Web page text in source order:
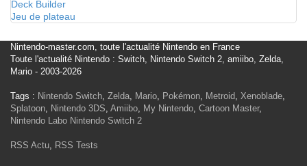
Deck Builder
Jeu de plateau
Nintendo-master.com, toute l'actualité Nintendo en France
Toute l'actualité Nintendo : Switch, Nintendo Switch 2, amiibo, Zelda,
Mario - 2003-2026
Tags : Nintendo Switch, Zelda, Mario, Pokémon, Metroid, Xenoblade,
Splatoon, Nintendo 3DS, Amiibo, My Nintendo, Cartoon Master,
Nintendo Labo Nintendo Switch 2
RSS Actu, RSS Tests